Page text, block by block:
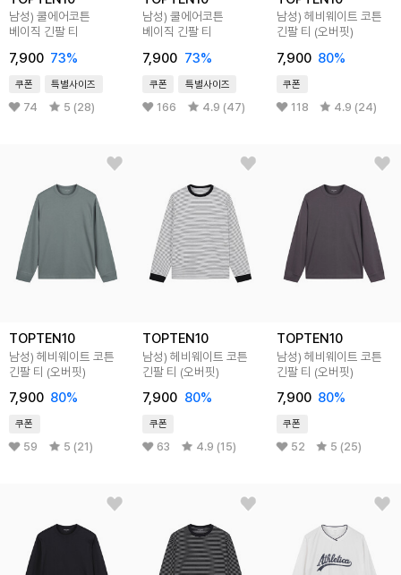
남성) 쿨에어코튼
베이직 긴팔 티
7,900 73%
쿠폰 특별사이즈
74 5 (28)
남성) 쿨에어코튼
베이직 긴팔 티
7,900 73%
쿠폰 특별사이즈
166 4.9 (47)
남성) 헤비웨이트 코튼
긴팔 티 (오버핏)
7,900 80%
쿠폰
118 4.9 (24)
TOPTEN10
남성) 헤비웨이트 코튼
긴팔 티 (오버핏)
7,900 80%
쿠폰
59 5 (21)
TOPTEN10
남성) 헤비웨이트 코튼
긴팔 티 (오버핏)
7,900 80%
쿠폰
63 4.9 (15)
TOPTEN10
남성) 헤비웨이트 코튼
긴팔 티 (오버핏)
7,900 80%
쿠폰
52 5 (25)